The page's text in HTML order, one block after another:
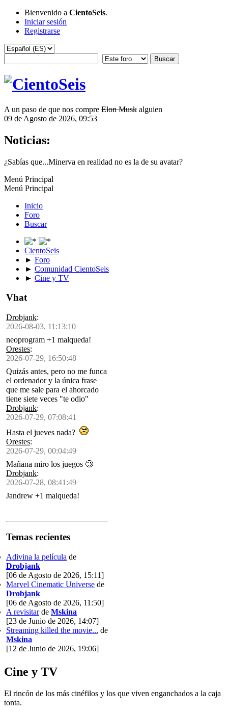
Bienvenido a CientoSeis.
Iniciar sesión
Registrarse
A un paso de que nos compre Elon Musk alguien
09 de Agosto de 2026, 09:53
Noticias:
¿Sabías que...Minerva en realidad no es la de su avatar?
Menú Principal
Menú Principal
Inicio
Foro
Buscar
CientoSeis
► Foro
► Comunidad CientoSeis
► Cine y TV
Vhat
Drobjank:
2026-08-03, 11:13:10
neoprogram +1 malqueda!
Orestes:
2026-07-29, 16:50:48
Quizás antes, pero no me funca
el ordenador y la única frase
que me sale para el ahorcado
tiene siete veces "te odio"
Drobjank:
2026-07-29, 07:08:41
Hasta el jueves nada?
Orestes:
2026-07-29, 00:04:49
Mañana miro los juegos 🥲
Drobjank:
2026-07-28, 08:41:49
Jandrew +1 malqueda!
Temas recientes
Adivina la película de
Drobjank
[06 de Agosto de 2026, 15:11]
Marvel Cinematic Universe de
Drobjank
[06 de Agosto de 2026, 11:50]
A revisitarde Mskina
[23 de Junio de 2026, 14:07]
Streaming killed the movie... de
Mskina
[12 de Junio de 2026, 19:06]
Cine y TV
El rincón de los más cinéfilos y los que viven enganchados a la caja
tonta.